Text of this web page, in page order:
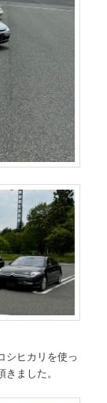
シヒカリを使っ
ました。